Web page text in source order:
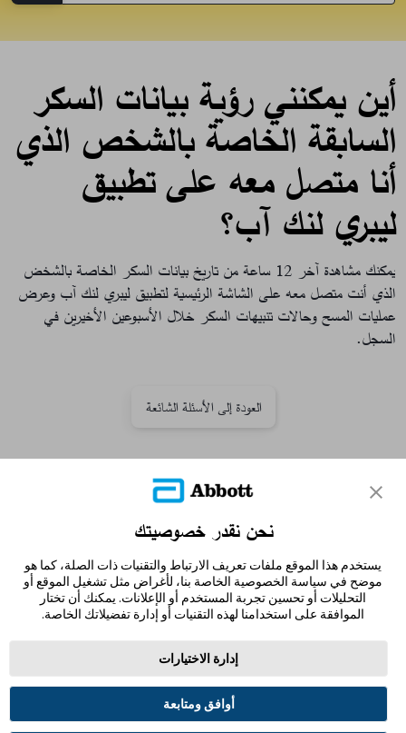
أين يمكنني رؤية بيانات السكر
السابقة الخاصة بالشخص الذي
أنا متصل معه على تطبيق
ليبري لنك آب؟
يمكنك مشاهدة آخر 12 ساعة من تاريخ بيانات السكر الخاصة بالشخض
الذي أنت متصل معه على الشاشة الرئيسية لتطبيق ليبري لنك آب وعرض
عمليات المسح وحالات تنبيهات السكر خلال الأسبوعين الأخيرين في
السجل.
العودة إلى الأسئلة الشائعة
إخلاء المسؤولية والمراجع
خريطة الموقع
سياسة الخصوصية تفضيلات ملفات تعريف الارتباط
نحن نقدر خصوصيتك
يستخدم هذا الموقع ملفات تعريف الارتباط والتقنيات ذات الصلة، كما هو
موضح في سياسة الخصوصية الخاصة بنا، لأغراض مثل تشغيل الموقع أو
التحليلات أو تحسين تجربة المستخدم أو الإعلانات. يمكنك أن تختار
الموافقة على استخدامنا لهذه التقنيات أو إدارة تفضيلاتك الخاصة.
إدارة الاختيارات
أوافق ومتابعة